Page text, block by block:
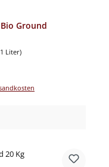
Ground
Liter)